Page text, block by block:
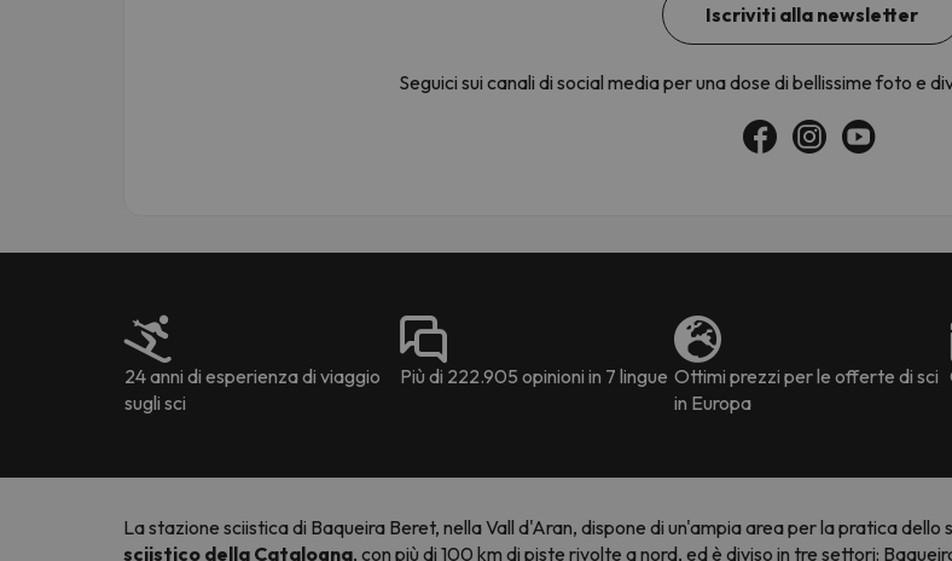
Iscriviti alla newsletter
Seguici sui canali di social media per una dose di bellissime foto e
24 anni di esperienza di viaggio
sugli sci
Più di 222.905 opinioni in 7 lingue Ottimi prezzi per le offerte di sci
in Europa
La stazione sciistica di Baqueira Beret, nella Vall d'Aran, dispone di un'ampia area per la pratica dello
sciistico della Catalogna, con più di 100 km di piste rivolte a nord, ed è diviso in tre settori: